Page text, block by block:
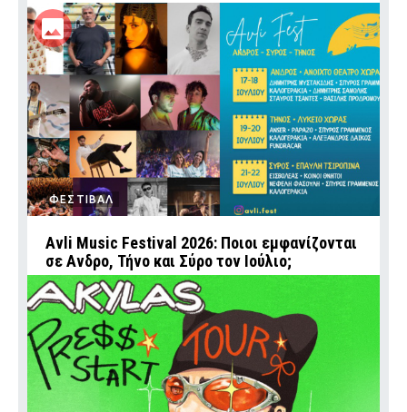
ΦΕΣΤΙΒΑΛ
Avli Music Festival 2026: Ποιοι εμφανίζονται
σε Ανδρο, Τήνο και Σύρο τον Ιούλιο;